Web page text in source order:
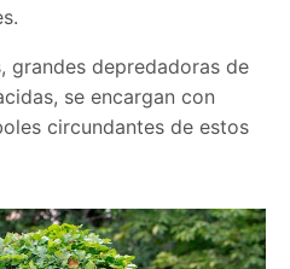
grandes depredadoras de
se encargan con
circundantes de estos